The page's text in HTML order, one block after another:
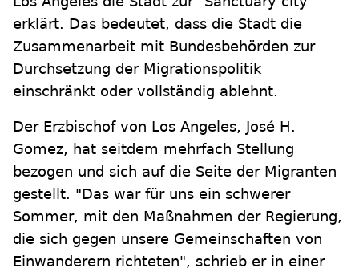
erklärt. Das bedeutet, dass die Stadt die
Zusammenarbeit mit Bundesbehörden zur
Durchsetzung der Migrationspolitik
einschränkt oder vollständig ablehnt.
Der Erzbischof von Los Angeles, José H.
Gomez, hat seitdem mehrfach Stellung
bezogen und sich auf die Seite der Migranten
gestellt. "Das war für uns ein schwerer
Sommer, mit den Maßnahmen der Regierung,
die sich gegen unsere Gemeinschaften von
Einwanderern richteten", schrieb er in einer